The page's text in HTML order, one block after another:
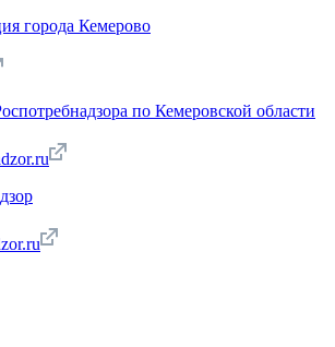
города Кемерово
по Кемеровской области